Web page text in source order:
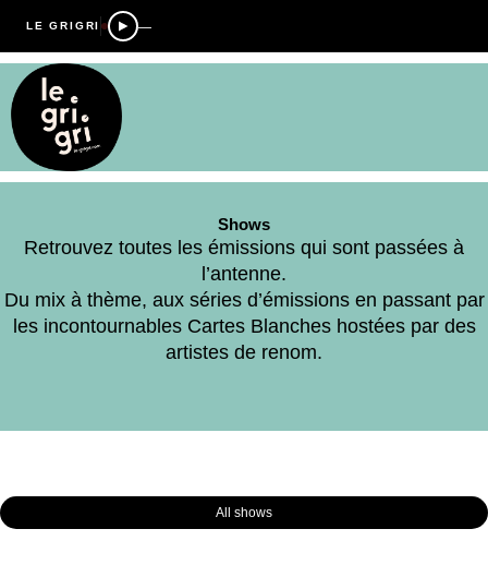
LE GRIGRI —
Shows
Retrouvez toutes les émissions qui sont passées à
l’antenne.
Du mix à thème, aux séries d’émissions en passant par
les incontournables Cartes Blanches hostées par des
artistes de renom.
All shows